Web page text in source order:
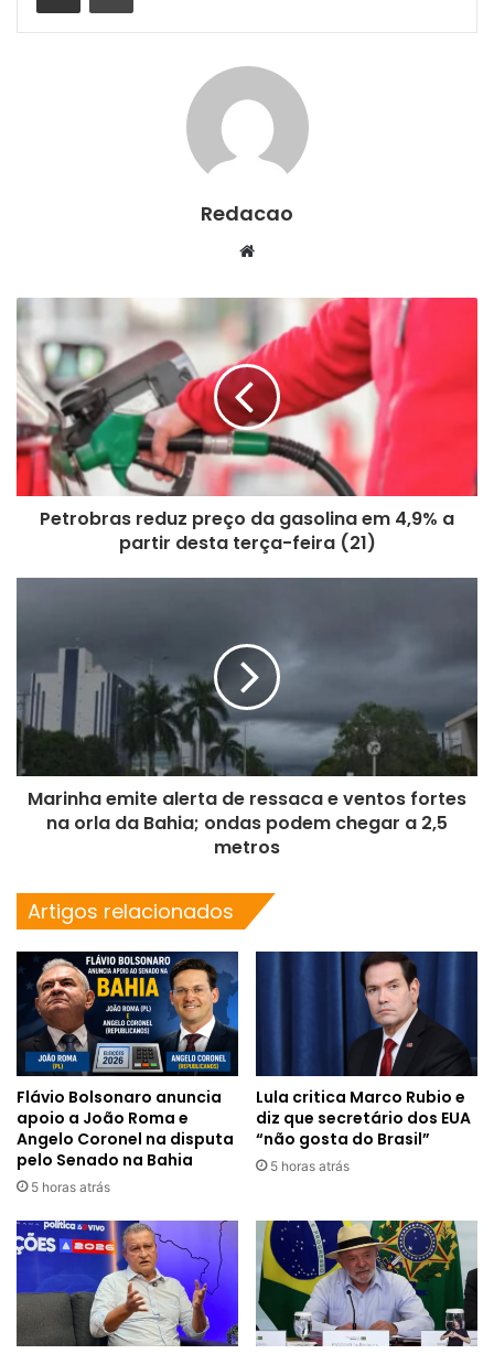
Redacao
te
Petrobras reduz preço da gasolina em 4,9% a
partir desta terça-feira (21)
Marinha emite alerta de ressaca e ventos fortes
na orla da Bahia; ondas podem chegar a 2,5
metros
Artigos relacionados
Flávio Bolsonaro anuncia
apoio a João Roma e
Angelo Coronel na disputa
pelo Senado na Bahia
5 horas atrás
Lula critica Marco Rubio e
diz que secretário dos EUA
“não gosta do Brasil”
5 horas atrás